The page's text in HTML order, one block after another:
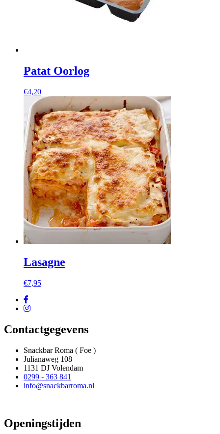
Patat Oorlog
€4,20
Lasagne
€7,95
Contactgegevens
Snackbar Roma ( Foe )
Julianaweg 108
1131 DJ Volendam
0299 - 363 841
info@snackbarroma.nl
Openingstijden